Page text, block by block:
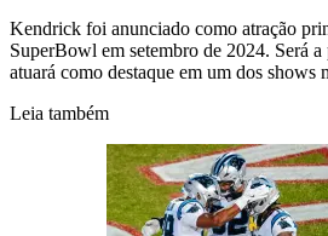
Kendrick foi anunciado como atração
SuperBowl em setembro de 2024. Será
atuará como destaque em um dos shows
Leia também